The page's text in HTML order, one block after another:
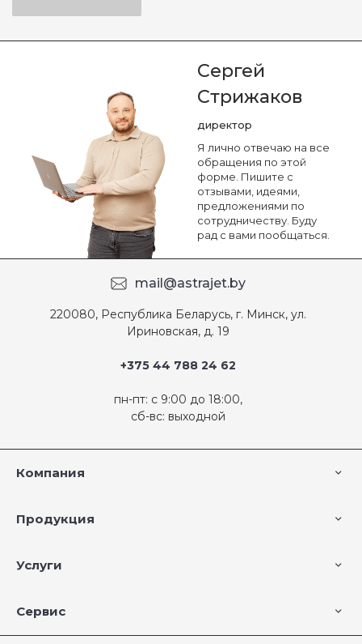
Сергей
Стрижаков
директор
Я лично отвечаю на все
обращения по этой
форме. Пишите с
отзывами, идеями,
предложениями по
сотрудничеству. Буду
рад с вами пообщаться.
mail@astrajet.by
220080, Республика Беларусь, г. Минск, ул.
Ириновская, д. 19
+375 44 788 24 62
пн-пт: с 9:00 до 18:00,
сб-вс: выходной
Компания
Продукция
Услуги
Сервис